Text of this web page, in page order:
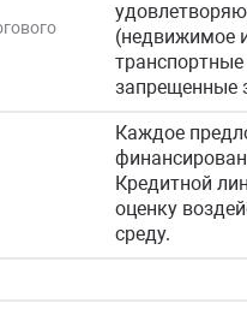
(недвижимое
транспортные
запрещенные
Каждое
Кредитной
оценку
среду.